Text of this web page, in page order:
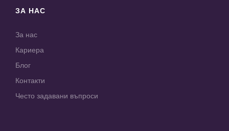
ЗА НАС
За нас
Кариера
Блог
Контакти
Често задавани въпроси